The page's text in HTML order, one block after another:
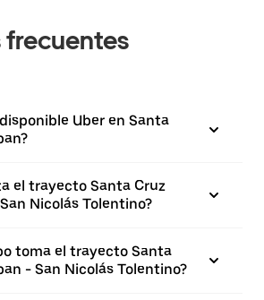
frecuentes
Uber en Santa
el trayecto Santa Cruz
Nicolás Tolentino?
toma el trayecto Santa
- San Nicolás Tolentino?